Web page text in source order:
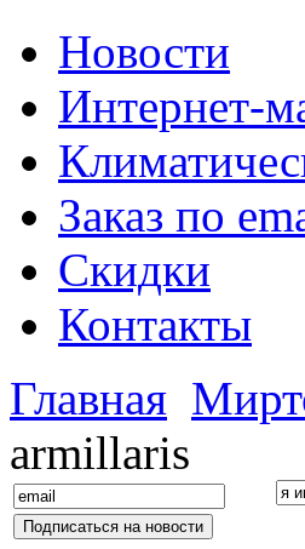
Новости
Интернет-
Заказ по
Скидки
Контакты
Главная
armillaris